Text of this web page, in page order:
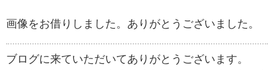
画像をお借りしました。ありがとうございました。
ブログに来ていただいてありがとうございます。